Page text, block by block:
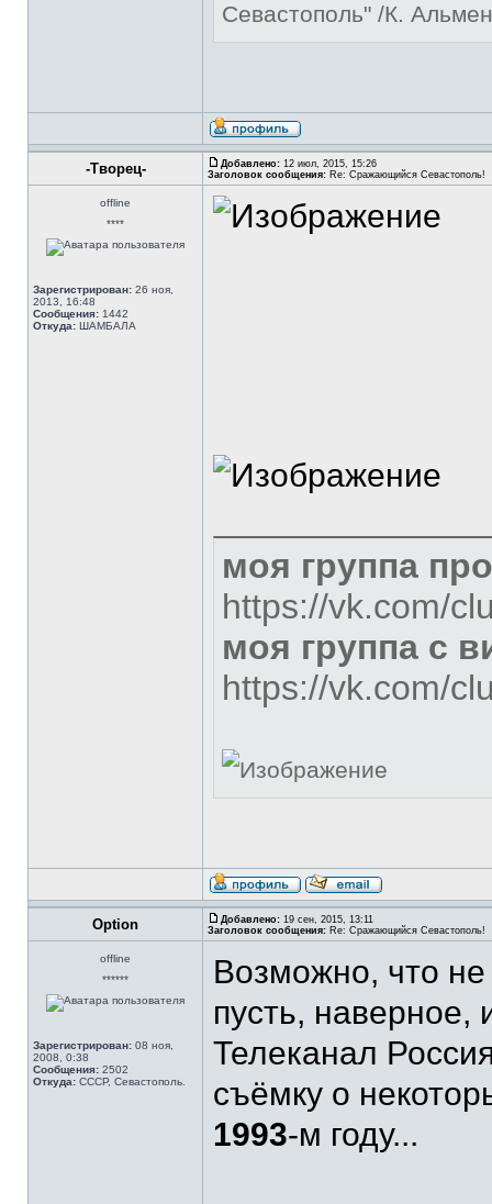
Севастополь" /К.
-Творец- Добавлено: 12 июл, 2015, 15:26
Заголовок сообщения: Re: Сражающийся Севастополь!
offline
****
Зарегистрирован: 26 ноя,
2013, 16:48
Сообщения: 1442
Откуда: ШАМБАЛА
моя группа
https://vk.com/
моя группа с
https://vk.com/
Option Добавлено: 19 сен, 2015, 13:11
Заголовок сообщения: Re: Сражающийся Севастополь!
offline
******
Зарегистрирован: 08 ноя,
2008, 0:38
Сообщения: 2502
Откуда: СССР, Севастополь.
Возможно, что
пусть, наверное,
Телеканал
съёмку о
1993-м году...